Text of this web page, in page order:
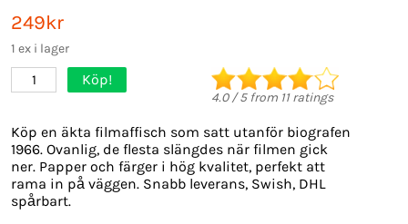
249kr
1 ex i lager
1 Köp!
4.0/5from 11ratings
Köp en äkta filmaffisch som satt utanför biografen
1966. Ovanlig, de flesta slängdes när filmen gick
ner. Papper och färger i hög kvalitet, perfekt att
rama in på väggen. Snabb leverans, Swish, DHL
spårbart.